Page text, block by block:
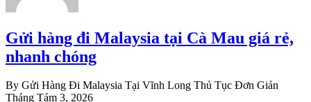
Gửi hàng đi Malaysia tại Cà Mau giá rẻ,
nhanh chóng
By Gửi Hàng Đi Malaysia Tại Vĩnh Long Thủ Tục Đơn Giản
Tháng Tám 3, 2026